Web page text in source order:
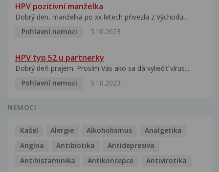
HPV pozitivní manželka
Dobrý den, manželka po xx letech přivezla z Východu...
Pohlavní nemoci
5.10.2023
HPV typ 52 u partnerky
Dobrý deň prajem. Prosím Vás ako sa dá vyliečiť vírus...
Pohlavní nemoci
5.10.2023
NEMOCI
Kašel Alergie Alkoholismus
Analgetika
Angína
Antibiotika
Antidepresiva
Antihistaminika
Antikoncepce Antivirotika